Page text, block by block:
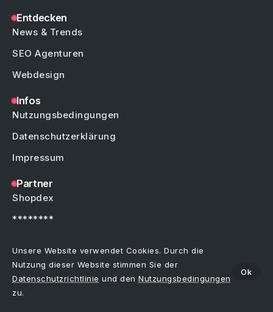
Entdecken
News & Trends
SEO Agenturen
Webdesign
Infos
Nutzungsbedingungen
Datenschutzerklärung
Impressum
Partner
Shopdex
********
Copyright © by Weblinks4U.de – Alle Rechte vorbehalten.
Bei allen Einträgen im Webkatalog sind Irrtümer, Schreibfehler oder Änderungen
Unsere Website verwendet Cookies. Durch die
Nutzung dieser Website stimmen Sie der
Datenschutzrichtlinie und den Nutzungsbedingungen
zu.
Ok